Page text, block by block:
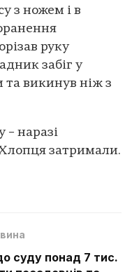
з ножем і в
руку
забіг у
та викинув ніж з
наразі
Хлопця затримали.
суду понад 7 тис.